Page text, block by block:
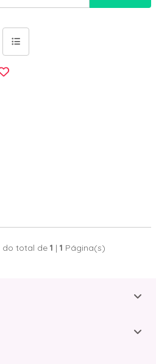
do total de 1 | 1 Página(s)